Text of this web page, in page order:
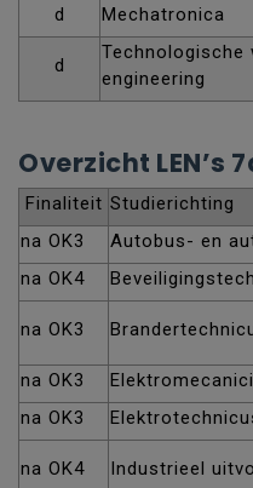
d Mechatronica
d
Technologische
engineering
Overzicht LEN’s
Finaliteit Studierichting
na OK3
Autobus- en
na OK4
na OK3
na OK3
na OK3
na OK4 Industrieel